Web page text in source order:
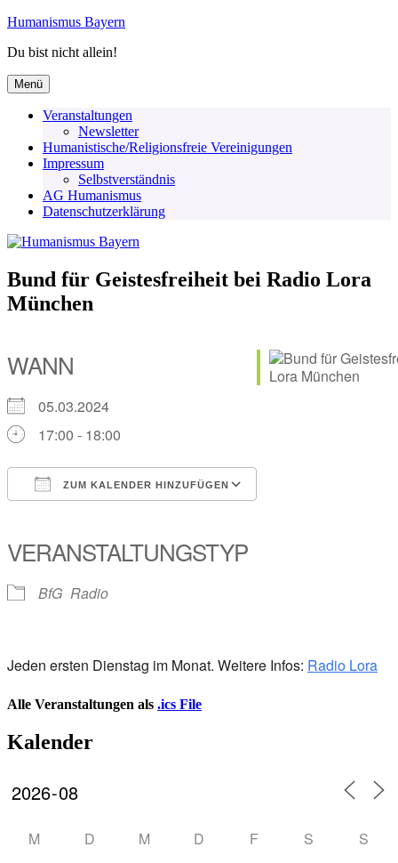
Zum
springen
Humanismus Bayern
Du bist nicht allein!
Menü
Veranstaltungen
Newsletter
Humanistische/Religionsfreie Vereinigungen
Impressum
Selbstverständnis
AG Humanismus
Datenschutzerklärung
Bund für Geistesfreiheit bei Radio Lora
München
WANN
05.03.2024
17:00 - 18:00
ZUM KALENDER HINZUFÜGEN
VERANSTALTUNGSTYP
BfG Radio
Jeden ersten Dienstag im Monat. Weitere Infos: Radio Lora
Alle Veranstaltungen als .ics File
Kalender
M D M D F S S